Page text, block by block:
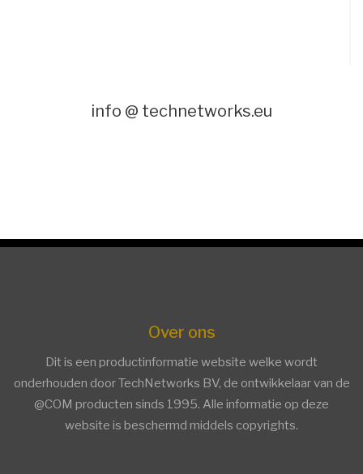
info @ technetworks.eu
Over ons
Dit is een productinformatie website welke wordt
onderhouden door TechNetworks BV, de ontwikkelaar van de
@COM producten sinds 1995. Alle informatie op deze
website is beschermd middels copyrights.